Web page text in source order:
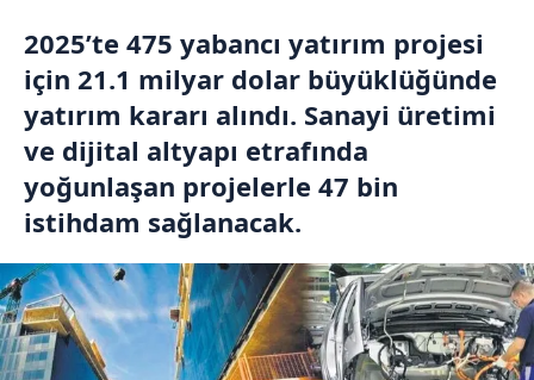
2025’te 475 yabancı yatırım projesi
için 21.1 milyar dolar büyüklüğünde
yatırım kararı alındı. Sanayi üretimi
ve dijital altyapı etrafında
yoğunlaşan projelerle 47 bin
istihdam sağlanacak.